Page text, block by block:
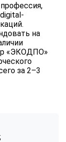
на
«ЭКОДПО»
за 2–3